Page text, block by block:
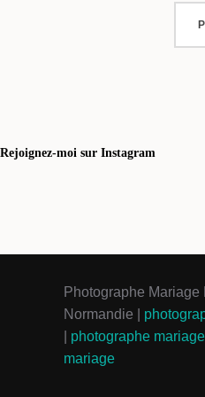
Rejoignez-moi sur Instagram
Photographe
Normandie |
photographe
mariage